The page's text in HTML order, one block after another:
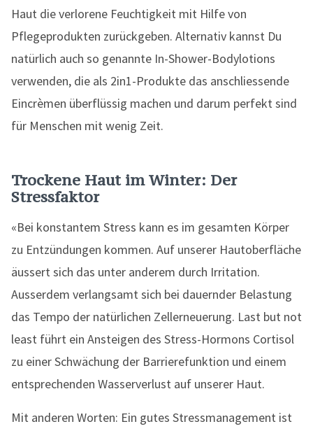
Haut die verlorene Feuchtigkeit mit Hilfe von
Pflegeprodukten zurückgeben. Alternativ kannst Du
natürlich auch so genannte In-Shower-Bodylotions
verwenden, die als 2in1-Produkte das anschliessende
Eincrèmen überflüssig machen und darum perfekt sind
für Menschen mit wenig Zeit.
Trockene Haut im Winter: Der
Stressfaktor
«Bei konstantem Stress kann es im gesamten Körper
zu Entzündungen kommen. Auf unserer Hautoberfläche
äussert sich das unter anderem durch Irritation.
Ausserdem verlangsamt sich bei dauernder Belastung
das Tempo der natürlichen Zellerneuerung. Last but not
least führt ein Ansteigen des Stress-Hormons Cortisol
zu einer Schwächung der Barrierefunktion und einem
entsprechenden Wasserverlust auf unserer Haut.
Mit anderen Worten: Ein gutes Stressmanagement ist